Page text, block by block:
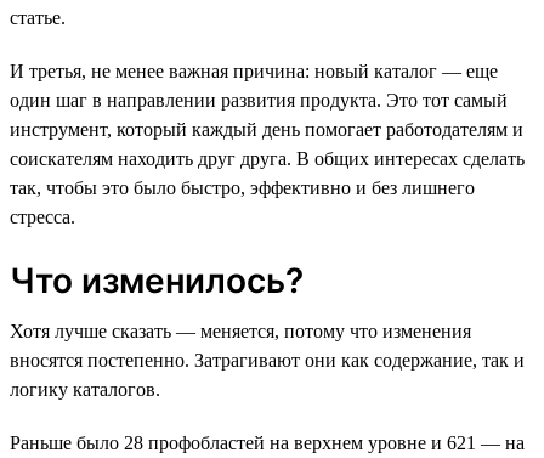
статье.
И третья, не менее важная причина: новый каталог — еще
один шаг в направлении развития продукта. Это тот самый
инструмент, который каждый день помогает работодателям и
соискателям находить друг друга. В общих интересах сделать
так, чтобы это было быстро, эффективно и без лишнего
стресса.
Что изменилось?
Хотя лучше сказать — меняется, потому что изменения
вносятся постепенно. Затрагивают они как содержание, так и
логику каталогов.
Раньше было 28 профобластей на верхнем уровне и 621 — на